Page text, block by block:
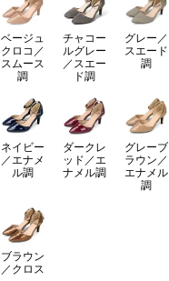
ベージュ
クロコ／
スムース
調
チャコー
ルグレー
／スエー
ド調
グレー／
スエード
調
ネイビー
／エナメ
ル調
ダークレ
ッド／エ
ナメル調
グレーブ
ラウン／
エナメル
調
ブラウン
／クロス